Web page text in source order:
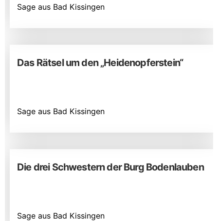
Sage aus Bad Kissingen
Das Rätsel um den „Heidenopferstein“
Sage aus Bad Kissingen
Die drei Schwestern der Burg Bodenlauben
Sage aus Bad Kissingen